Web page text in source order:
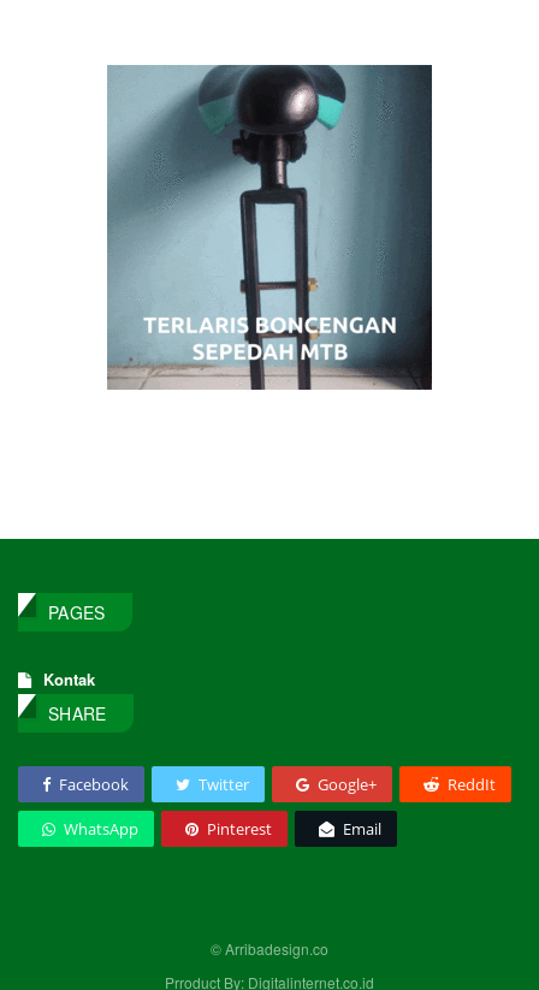
PAGES
Kontak
SHARE
Facebook Twitter Google+ ReddIt
WhatsApp Pinterest Email
© Arribadesign.co
Prroduct By: Digitalinternet.co.id